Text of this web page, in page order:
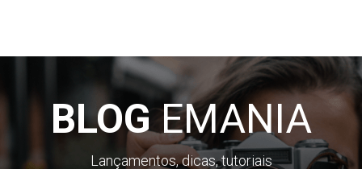
BLOGEMANIA
Lançamentos, dicas, tutoriais